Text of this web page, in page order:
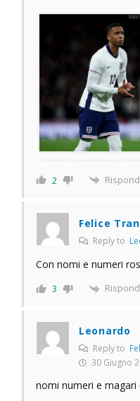
2
Felice
Reply to
Con nomi e numeri
3
Leonardo
Reply to
30 Giugno
nomi numeri e